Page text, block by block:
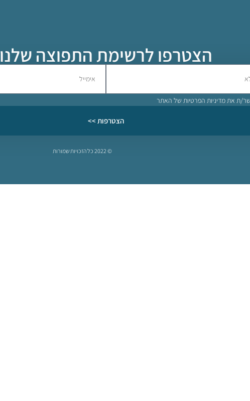
הצטרפו לרשימת התפוצה שלנו
ת אתמדיניות הפרטיות של האתר
הצטרפות >>
© 2022 כל הזכויות שמורות